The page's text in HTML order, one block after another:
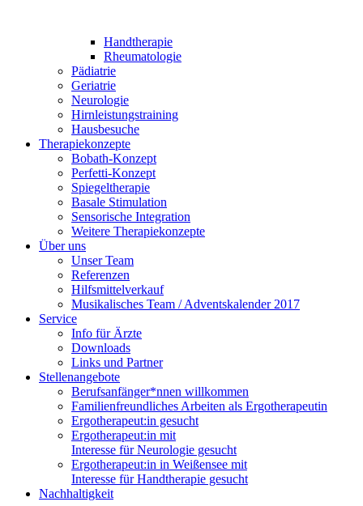
Handtherapie
Rheumatologie
Pädiatrie
Geriatrie
Neurologie
Hirnleistungstraining
Hausbesuche
Therapiekonzepte
Bobath-Konzept
Perfetti-Konzept
Spiegeltherapie
Basale Stimulation
Sensorische Integration
Weitere Therapiekonzepte
Über uns
Unser Team
Referenzen
Hilfsmittelverkauf
Musikalisches Team / Adventskalender 2017
Service
Info für Ärzte
Downloads
Links und Partner
Stellenangebote
Berufsanfänger*nnen willkommen
Familienfreundliches Arbeiten als Ergotherapeutin
Ergotherapeut:in gesucht
Ergotherapeut:in mit
Interesse für Neurologie gesucht
Ergotherapeut:in in Weißensee mit
Interesse für Handtherapie gesucht
Nachhaltigkeit